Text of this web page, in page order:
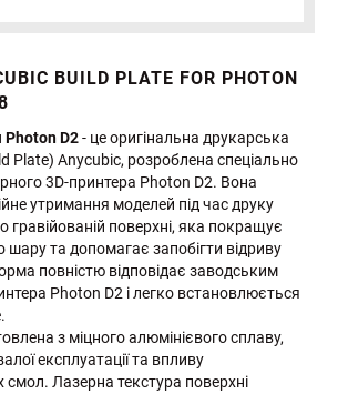
BUILD PLATE FOR PHOTON
D2- це оригінальна друкарська
Plate) Anycubic, розроблена спеціально
3D-принтера Photon D2. Вона
утримання моделей під час друку
гравійованій поверхні, яка покращує
шару та допомагає запобігти відриву
повністю відповідає заводським
Photon D2 і легко встановлюється
з міцного алюмінієвого сплаву,
експлуатації та впливу
смол. Лазерна текстура поверхні